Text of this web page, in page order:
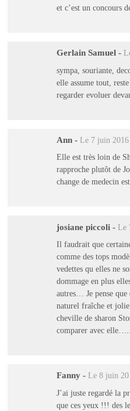
et c’est un concours
Gerlain Samuel -
sympa, souriante,
elle assume tout,
regarder evoluer
Ann - Le 7 juin 2016
Elle est très loin de
rapproche plutôt de
change de medecin
josiane piccoli - Le
Il faudrait que
comme des tops
vedettes qu elles ne
dommage en plus
autres… Je pense
naturel fraîche et
cheville de sharon
comparer avec
Fanny - Le 8 juin
J’ai juste regardé la
que ces yeux !!! des